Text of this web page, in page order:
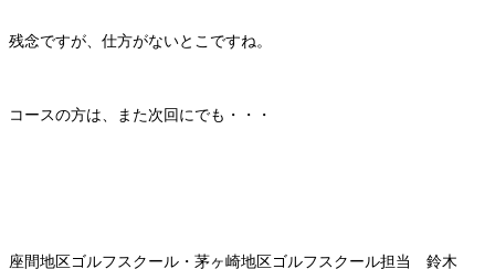
残念ですが、仕方がないとこですね。
コースの方は、また次回にでも・・・
座間地区ゴルフスクール・茅ヶ崎地区ゴルフスクール担当 鈴木